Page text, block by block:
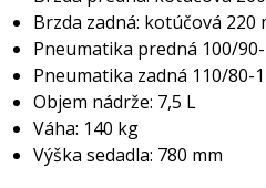
Brzda zadná: kotúčová 220
Pneumatika predná 100/
Pneumatika zadná 110/80-
Objem nádrže: 7,5 L
Váha: 140 kg
Výška sedadla: 780 mm